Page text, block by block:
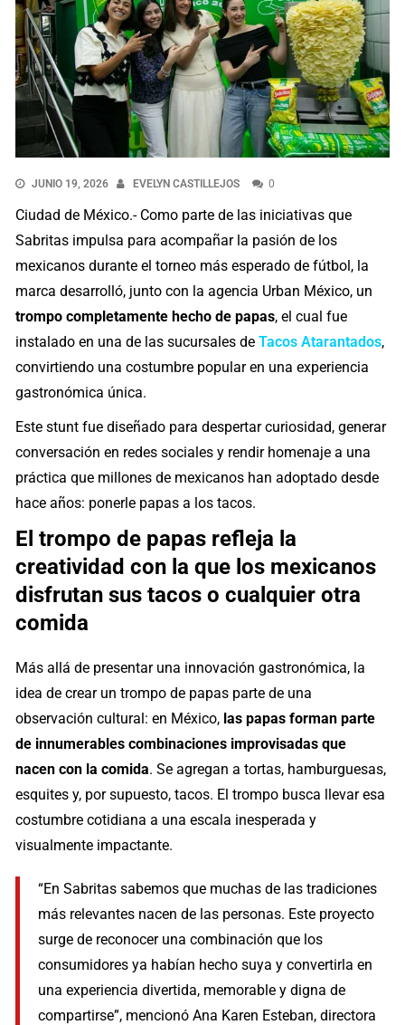
JUNIO 19, 2026 EVELYN CASTILLEJOS 0
Ciudad de México.- Como parte de las iniciativas que
Sabritas impulsa para acompañar la pasión de los
mexicanos durante el torneo más esperado de fútbol, la
marca desarrolló, junto con la agencia Urban México, un
trompo completamente hecho de papas, el cual fue
instalado en una de las sucursales deTacos Atarantados,
convirtiendo una costumbre popular en una experiencia
gastronómica única.
Este stunt fue diseñado para despertar curiosidad, generar
conversación en redes sociales y rendir homenaje a una
práctica que millones de mexicanos han adoptado desde
hace años: ponerle papas a los tacos.
El trompo de papas refleja la
creatividad con la que los mexicanos
disfrutan sus tacos o cualquier otra
comida
Más allá de presentar una innovación gastronómica, la
idea de crear un trompo de papas parte de una
observación cultural: en México, las papas forman parte
de innumerables combinaciones improvisadas que
nacen con la comida. Se agregan a tortas, hamburguesas,
esquites y, por supuesto, tacos. El trompo busca llevar esa
costumbre cotidiana a una escala inesperada y
visualmente impactante.
“En Sabritas sabemos que muchas de las tradiciones
más relevantes nacen de las personas. Este proyecto
surge de reconocer una combinación que los
consumidores ya habían hecho suya y convertirla en
una experiencia divertida, memorable y digna de
compartirse”, mencionó Ana Karen Esteban, directora